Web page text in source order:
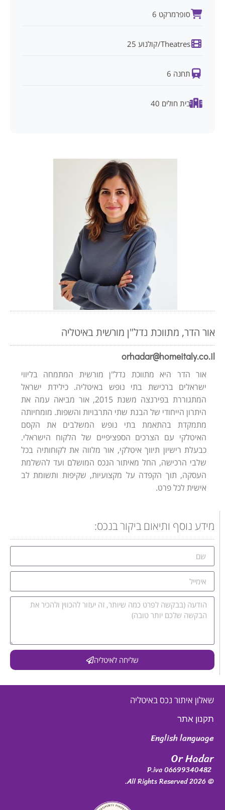
סופרמרקט 6
Theatres/קולנוע 25
תחנה 6
בית חולים 40
אור הדר, מתווכת נדל"ן מורשית באיטליה
orhadar@homeitaly.co.il
אור הדר היא מתווכת נדל"ן מורשית המתמחה בליווי
ישראלים ברכישת בתי נופש באיטליה. כילידת ישראל
המתגוררת בפירנצה משנת 2015, אור מביאה עמה את
היתרון הייחודי של הבנת שתי התרבויות והשפות. מומחיותה
מתמקדת בהתאמת בתי נופש המשלבים את הקסם
האיטלקי עם הצרכים הספציפיים של הלקוח הישראלי.
כבעלת רישיון תיווך איטלקי, אור מלווה את לקוחותיה בכל
שלבי הרכישה, החל מאיתור הנכס המושלם ועד להשלמת
העסקה, תוך הקפדה על מקצועיות, שקיפות ותשומת לב
אישית לכל פרט.
מידע נוסף ותיאום ביקור בנכס:
שליחה לאיטליה
שאלון איתור נכס באיטליה
תקנון אתר
English language
Or Hadar
P.iva 06699340482
© 2026 All Rights Reserved.